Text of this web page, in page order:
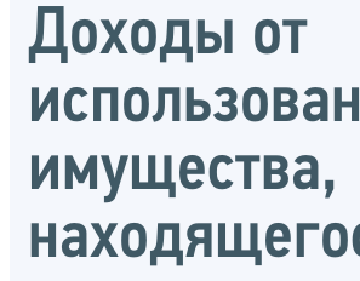
Доходы от
имущества,